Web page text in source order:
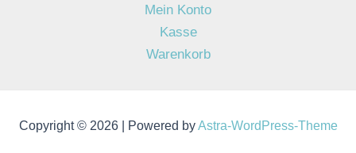
Mein Konto
Kasse
Warenkorb
Copyright © 2026 | Powered byAstra-WordPress-Theme